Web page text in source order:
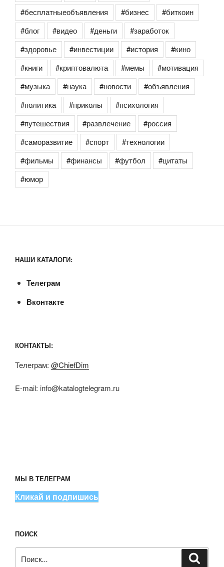
#бесплатныеобъявления
#бизнес
#биткоин
#блог
#видео #деньги
#заработок
#здоровье
#инвестиции #история
#кино
#книги
#криптовалюта #мемы
#мотивация
#музыка
#наука #новости
#объявления
#политика
#приколы
#психология
#путешествия
#развлечение
#россия
#саморазвитие
#спорт
#технологии
#фильмы
#финансы #футбол
#цитаты
#юмор
НАШИ КАТАЛОГИ:
Телеграм
Вконтакте
КОНТАКТЫ:
Телеграм: @ChiefDim
E-mail: info@katalogtelegram.ru
МЫ В ТЕЛЕГРАМ
Кликай и подпишись
ПОИСК